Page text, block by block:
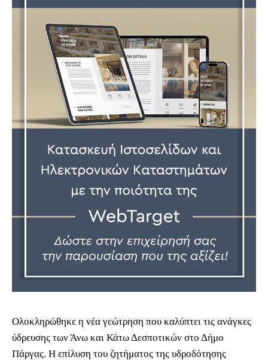
Ολοκληρώθηκε η νέα γεώτρηση που καλύπτει τις ανάγκες
ύδρευσης των Άνω και Κάτω Δεσποτικών στο Δήμο
Πάργας. Η επίλυση του ζητήματος της υδροδότησης